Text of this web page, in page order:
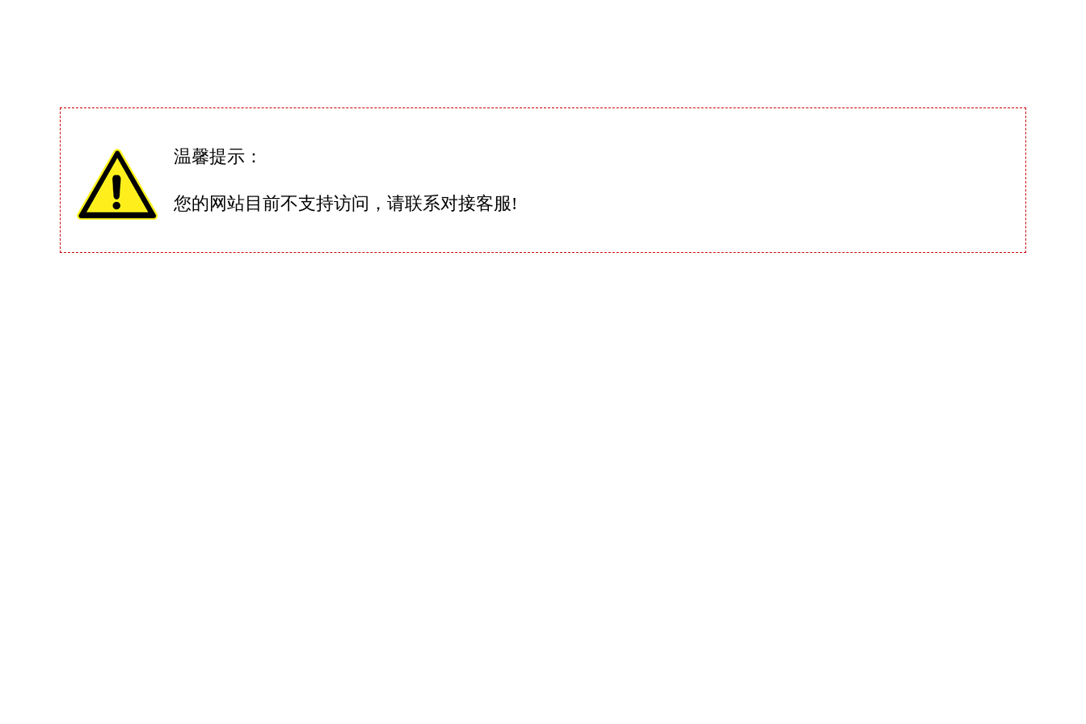
温馨提示：
您的网站目前不支持访问，请联系对接客服!